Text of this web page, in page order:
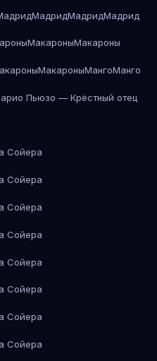
МадридМадридМадрид
МакароныМакароны
МакароныМангоМанго
Пьюзо — Крёстный отец
Сойера
Сойера
Сойера
Сойера
Сойера
Сойера
Сойера
Сойера